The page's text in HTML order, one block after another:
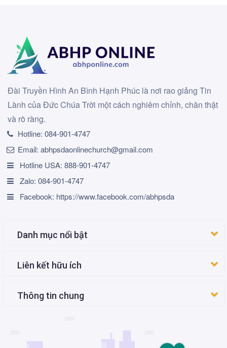
Đài Truyền Hình An Bình Hạnh Phúc là nơi rao giảng Tin
Lành của Đức Chúa Trời một cách nghiêm chỉnh, chân thật
và rõ ràng.
Hotline: 084-901-4747
Email: abhpsdaonlinechurch@gmail.com
Hotline USA: 888-901-4747
Zalo: 084-901-4747
Facebook: https://www.facebook.com/abhpsda
Danh mục nổi bật
Liên kết hữu ích
Thông tin chung